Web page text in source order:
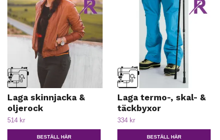
Laga skinnjacka &
oljerock
514 kr
BESTÄLL HÄR
Laga termo-, skal- &
täckbyxor
334 kr
BESTÄLL HÄR